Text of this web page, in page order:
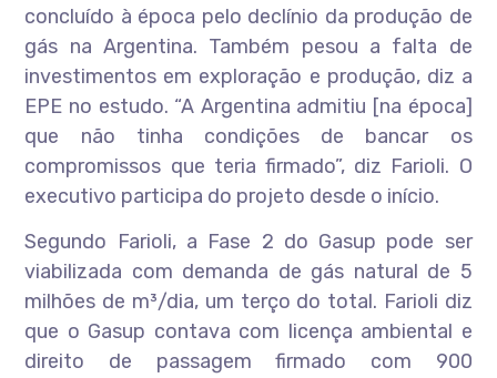
concluído à época pelo declínio da produção de
gás na Argentina. Também pesou a falta de
investimentos em exploração e produção, diz a
EPE no estudo. “A Argentina admitiu [na época]
que não tinha condições de bancar os
compromissos que teria firmado”, diz Farioli. O
executivo participa do projeto desde o início.
Segundo Farioli, a Fase 2 do Gasup pode ser
viabilizada com demanda de gás natural de 5
milhões de m³/dia, um terço do total. Farioli diz
que o Gasup contava com licença ambiental e
direito de passagem firmado com 900